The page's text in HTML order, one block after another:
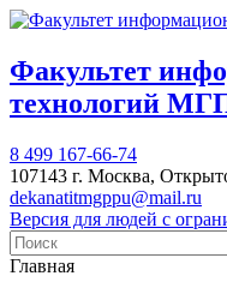
Факультет
технологий
8 499 167-66-74
107143 г. Москва,
dekanatitmgppu@mail.ru
Версия для людей с
Главная